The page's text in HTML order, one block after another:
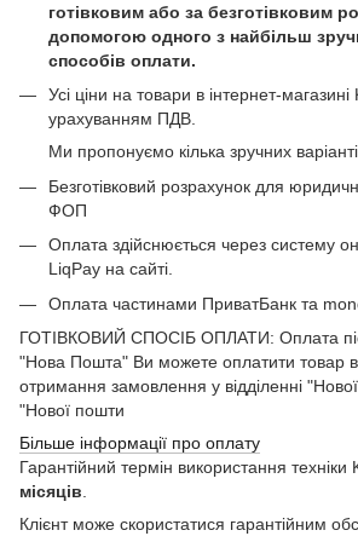
готівковим або за безготівковим
допомогою одного з найбільш
способів оплати.
Усі ціни на товари в інтернет-магазині
урахуванням ПДВ.
Ми пропонуємо кілька зручних
Безготівковий розрахунок для
ФОП
Оплата здійснюється через систему
LiqPay на сайті.
Оплата частинами ПриватБанк та
ГОТІВКОВИЙ СПОСІБ ОПЛАТИ: Оплата
"Нова Пошта" Ви можете оплатити товар
отримання замовлення у відділенні
"Нової пошти
Більше інформації про оплату
Гарантійний термін використання
місяців
Клієнт може скористатися гарантійним